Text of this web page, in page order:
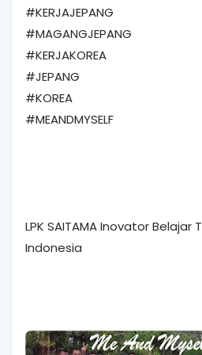
‪#‎KERJAJEPANG‬
‪#‎MAGANGJEPANG‬
‪#‎KERJAKOREA‬
#JEPANG
#KOREA
#MEANDMYSELF
LPK SAITAMA Inovator Belajar
Indonesia